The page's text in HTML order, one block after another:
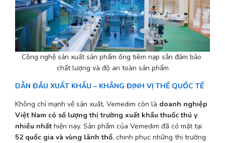
Công nghệ sản xuất sản phẩm ống tiêm nạp sẵn đảm bảo
chất lượng và độ an toàn sản phẩm
DẪN ĐẦU XUẤT KHẨU – KHẲNG ĐỊNH VỊ THẾ QUỐC TẾ
Không chỉ mạnh về sản xuất, Vemedim còn là doanh nghiệp
Việt Nam có số lượng thị trường xuất khẩu thuốc thú y
nhiều nhất
52 quốc gia và vùng lãnh thổ, chinh phục những thị trường